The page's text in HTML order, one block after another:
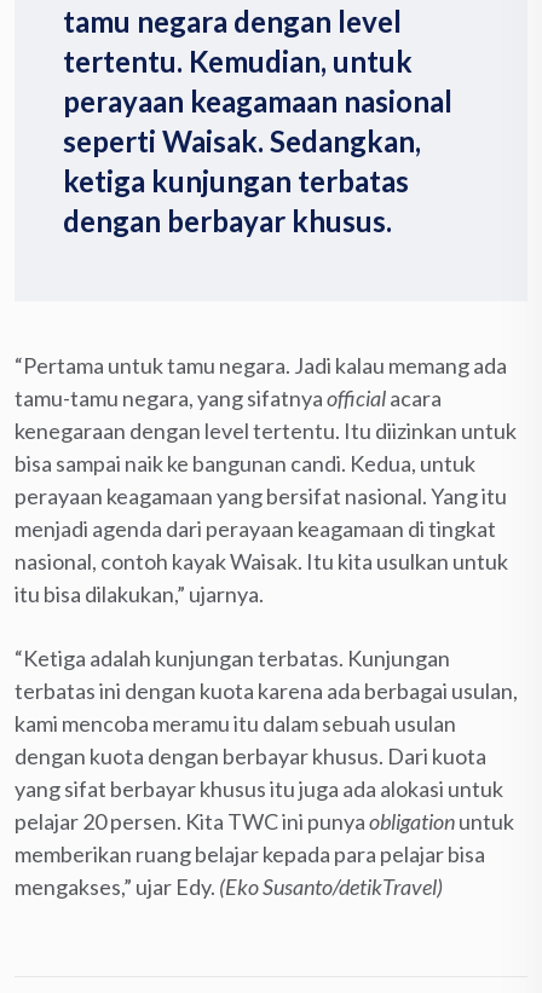
tamu negara dengan level
tertentu. Kemudian, untuk
perayaan keagamaan nasional
seperti Waisak. Sedangkan,
ketiga kunjungan terbatas
dengan berbayar khusus.
“Pertama untuk tamu negara. Jadi kalau memang ada
tamu-tamu negara, yang sifatnyaofficialacara
kenegaraan dengan level tertentu. Itu diizinkan untuk
bisa sampai naik ke bangunan candi. Kedua, untuk
perayaan keagamaan yang bersifat nasional. Yang itu
menjadi agenda dari perayaan keagamaan di tingkat
nasional, contoh kayak Waisak. Itu kita usulkan untuk
itu bisa dilakukan,” ujarnya.
“Ketiga adalah kunjungan terbatas. Kunjungan
terbatas ini dengan kuota karena ada berbagai usulan,
kami mencoba meramu itu dalam sebuah usulan
dengan kuota dengan berbayar khusus. Dari kuota
yang sifat berbayar khusus itu juga ada alokasi untuk
pelajar 20 persen. Kita TWC ini punyaobligationuntuk
memberikan ruang belajar kepada para pelajar bisa
mengakses,” ujar Edy. (Eko Susanto/detikTravel)